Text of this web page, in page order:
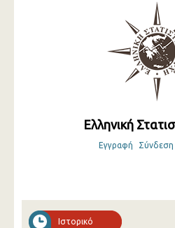
Ελληνική
Εγγραφή Σύνδεση
Ιστορικό